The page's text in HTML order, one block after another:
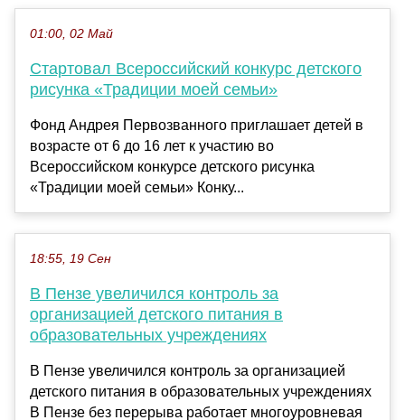
01:00, 02 Май
Стартовал Всероссийский конкурс детского
рисунка «Традиции моей семьи»
Фонд Андрея Первозванного приглашает детей в
возрасте от 6 до 16 лет к участию во
Всероссийском конкурсе детского рисунка
«Традиции моей семьи» Конку...
18:55, 19 Сен
В Пензе увеличился контроль за
организацией детского питания в
образовательных учреждениях
В Пензе увеличился контроль за организацией
детского питания в образовательных учреждениях
В Пензе без перерыва работает многоуровневая